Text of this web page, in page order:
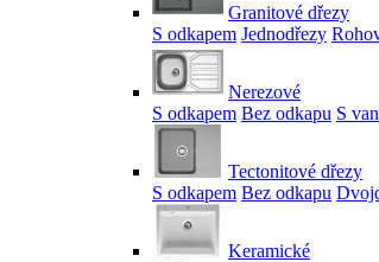
Granitové dřezy
S odkapem Jednodřezy
Nerezové
S odkapem Bez odkapu S
Tectonitové dřezy
S odkapem Bez odkapu
Keramické